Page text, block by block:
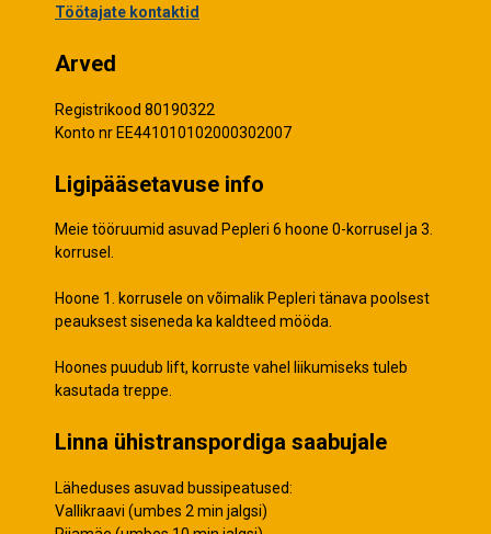
Töötajate kontaktid
Arved
Registrikood 80190322
Konto nr EE441010102000302007
Ligipääsetavuse info
Meie tööruumid asuvad Pepleri 6 hoone 0-korrusel ja 3.
korrusel.
Hoone 1. korrusele on võimalik Pepleri tänava poolsest
peauksest siseneda ka kaldteed mööda.
Hoones puudub lift, korruste vahel liikumiseks tuleb
kasutada treppe.
Linna ühistranspordiga saabujale
Läheduses asuvad bussipeatused:
Vallikraavi (umbes 2 min jalgsi)